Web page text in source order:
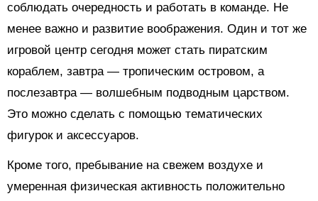
соблюдать очередность и работать в команде. Не
менее важно и развитие воображения. Один и тот же
игровой центр сегодня может стать пиратским
кораблем, завтра — тропическим островом, а
послезавтра — волшебным подводным царством.
Это можно сделать с помощью тематических
фигурок и аксессуаров.
Кроме того, пребывание на свежем воздухе и
умеренная физическая активность положительно